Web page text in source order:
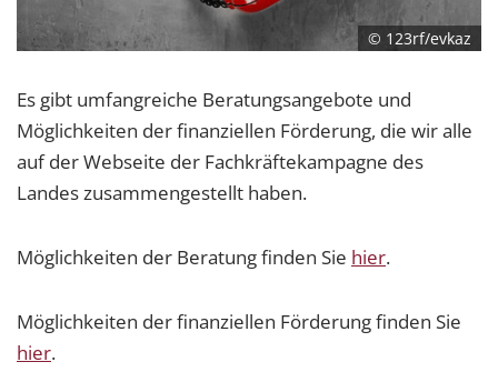
© 123rf/evkaz
Es gibt umfangreiche Beratungsangebote und
Möglichkeiten der finanziellen Förderung, die wir alle
auf der Webseite der Fachkräftekampagne des
Landes zusammengestellt haben.
Möglichkeiten der Beratung finden Sie hier.
Möglichkeiten der finanziellen Förderung finden Sie
hier.